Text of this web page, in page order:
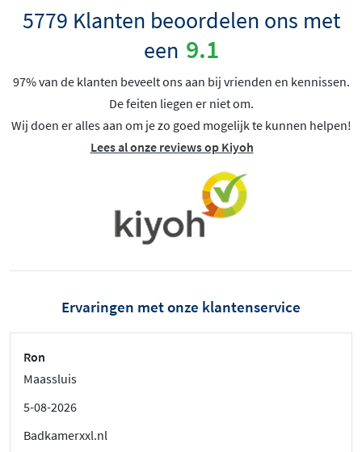
5779 Klanten beoordelen ons met
een 9.1
97% van de klanten beveelt ons aan bij vrienden en kennissen.
De feiten liegen er niet om.
Wij doen er alles aan om je zo goed mogelijk te kunnen helpen!
Lees al onze reviews op Kiyoh
Ervaringen met onze klantenservice
Ron
Maassluis
5-08-2026
Badkamerxxl.nl